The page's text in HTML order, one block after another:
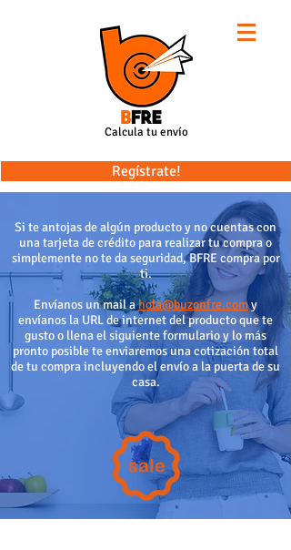
Calcula tu envío
Regístrate!
Si te antojas de algún producto y no cuentas con
una tarjeta de crédito para realizar tu compra o
simplemente no te da seguridad, BFRE compra por
ti.
Envíanos un mail ahola@buzonfre.comy
envíanos la URL de internet del producto que te
gusto o llena el siguiente formulario y lo más
pronto posible te enviaremos una cotización total
de tu compra incluyendo el envío a la puerta de su
casa.